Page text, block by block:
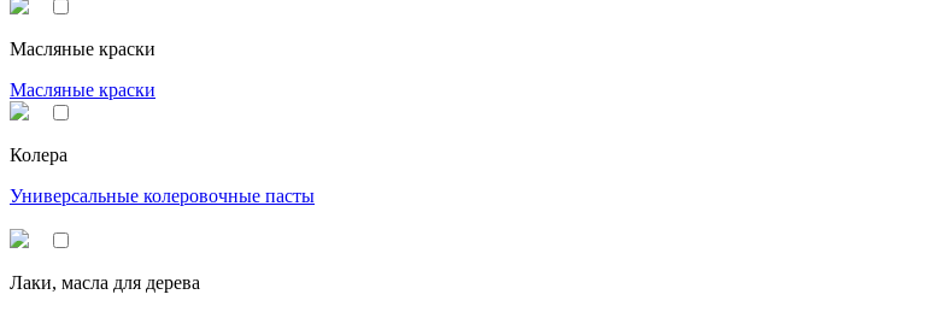
Масляные краски
Масляные краски
Колера
Универсальные колеровочные пасты
Лаки, масла для дерева